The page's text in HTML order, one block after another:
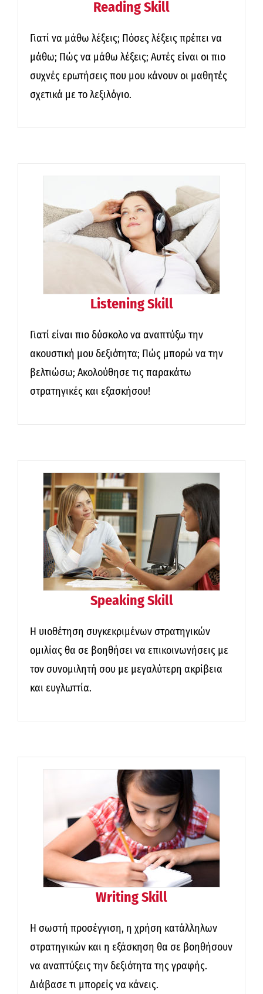
Reading Skill
Γιατί να μάθω λέξεις; Πόσες λέξεις πρέπει να
μάθω; Πώς να μάθω λέξεις; Αυτές είναι οι πιο
συχνές ερωτήσεις που μου κάνουν οι μαθητές
σχετικά με το λεξιλόγιο.
Listening Skill
Γιατί είναι πιο δύσκολο να αναπτύξω την
ακουστική μου δεξιότητα; Πώς μπορώ να την
βελτιώσω; Ακολούθησε τις παρακάτω
στρατηγικές και εξασκήσου!
Speaking Skill
Η υιοθέτηση συγκεκριμένων στρατηγικών
ομιλίας θα σε βοηθήσει να επικοινωνήσεις με
τον συνομιλητή σου με μεγαλύτερη ακρίβεια
και ευγλωττία.
Writing Skill
Η σωστή προσέγγιση, η χρήση κατάλληλων
στρατηγικών και η εξάσκηση θα σε βοηθήσουν
να αναπτύξεις την δεξιότητα της γραφής.
Διάβασε τι μπορείς να κάνεις.